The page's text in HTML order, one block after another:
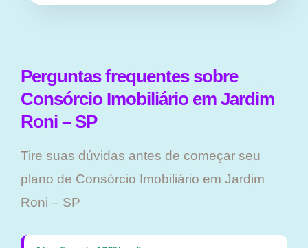
Perguntas frequentes sobre
Consórcio Imobiliário em Jardim
Roni – SP
Tire suas dúvidas antes de começar seu
plano ​de Consórcio Imobiliário em Jardim
Roni – SP